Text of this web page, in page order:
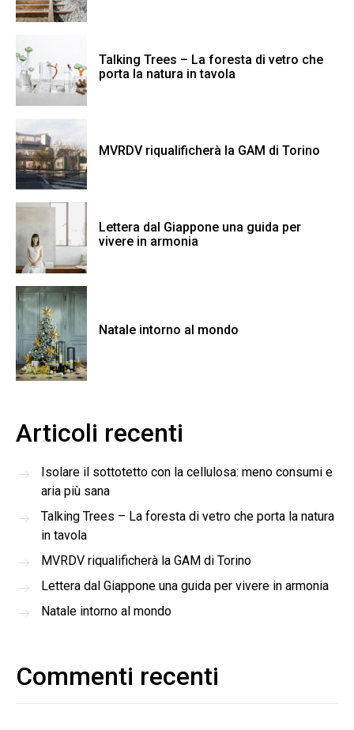
Talking Trees – La foresta di vetro che
porta la natura in tavola
MVRDV riqualificherà la GAM di Torino
Lettera dal Giappone una guida per
vivere in armonia
Natale intorno al mondo
Articoli recenti
Isolare il sottotetto con la cellulosa: meno consumi e
aria più sana
Talking Trees – La foresta di vetro che porta la natura
in tavola
MVRDV riqualificherà la GAM di Torino
Lettera dal Giappone una guida per vivere in armonia
Natale intorno al mondo
Commenti recenti